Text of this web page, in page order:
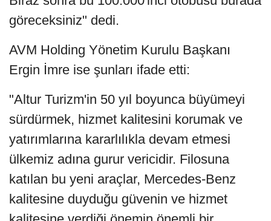
göreceksiniz" dedi.
AVM Holding Yönetim Kurulu Başkanı
Ergin İmre ise şunları ifade etti:
"Altur Turizm'in 50 yıl boyunca büyümeyi
sürdürmek, hizmet kalitesini korumak ve
yatırımlarına kararlılıkla devam etmesi
ülkemiz adına gurur vericidir. Filosuna
katılan bu yeni araçlar, Mercedes-Benz
kalitesine duyduğu güvenin ve hizmet